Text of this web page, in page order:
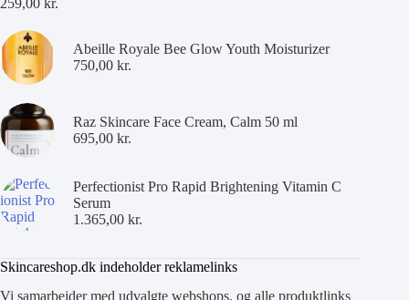
Abeille Royale Bee Glow Youth Moisturizer
750,00 kr.
Raz Skincare Face Cream, Calm 50 ml
695,00 kr.
Perfectionist Pro Rapid Brightening Vitamin C
Serum
1.365,00 kr.
Skincareshop.dk indeholder reklamelinks
Vi samarbejder med udvalgte webshops, og alle produktlinks